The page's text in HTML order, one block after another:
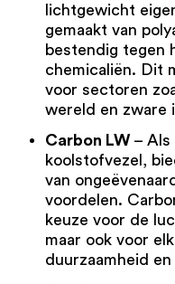
lichtgewicht
gemaakt van
bestendig tegen
chemicaliën. Dit
voor sectoren
wereld en zware
Carbon LW– Als
koolstofvezel,
van
voordelen.
keuze voor de
maar ook voor
duurzaamheid